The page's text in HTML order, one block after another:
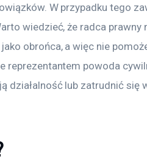
W przypadku tego
wiedzieć, że radca prawny
obrońca, a więc nie
reprezentantem powoda
działalność lub zatrudnić się